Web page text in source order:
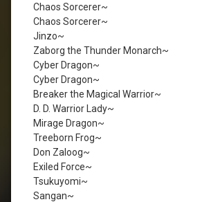
Chaos Sorcerer~
Chaos Sorcerer~
Jinzo~
Zaborg the Thunder Monarch~
Cyber Dragon~
Cyber Dragon~
Breaker the Magical Warrior~
D. D. Warrior Lady~
Mirage Dragon~
Treeborn Frog~
Don Zaloog~
Exiled Force~
Tsukuyomi~
Sangan~